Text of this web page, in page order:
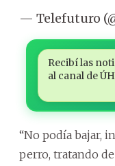
— Telefuturo
Recibí las
al canal de
“No podía bajar,
perro, tratando